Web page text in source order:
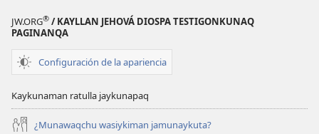
JW.ORG® / KAYLLAN JEHOVÁ DIOSPA TESTIGONKUNAQ
PAGINANQA
Configuración de la apariencia
Kaykunaman ratulla jaykunapaq
¿Munawaqchu wasiykiman jamunaykuta?